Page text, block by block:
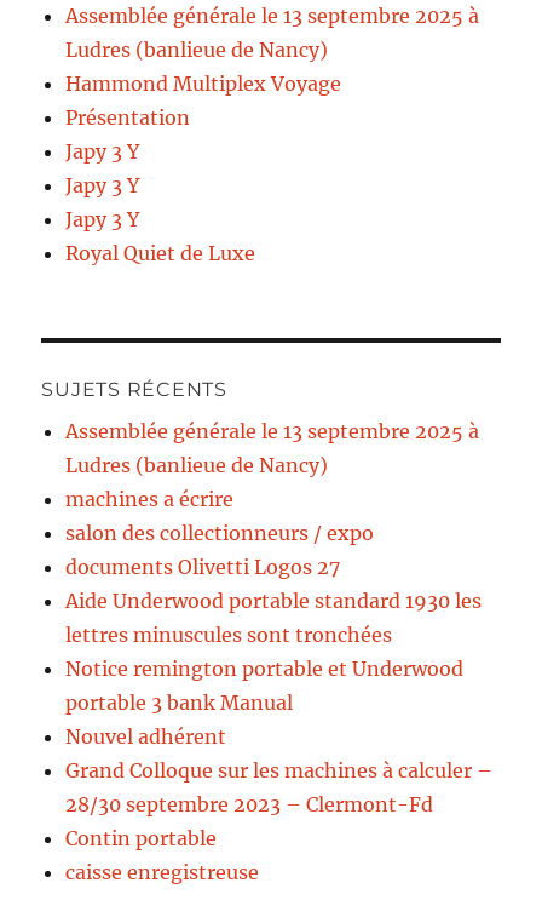
Assemblée générale le 13 septembre 2025 à
Ludres (banlieue de Nancy)
Hammond Multiplex Voyage
Présentation
Japy 3 Y
Japy 3 Y
Japy 3 Y
Royal Quiet de Luxe
SUJETS RÉCENTS
Assemblée générale le 13 septembre 2025 à
Ludres (banlieue de Nancy)
machines a écrire
salon des collectionneurs / expo
documents Olivetti Logos 27
Aide Underwood portable standard 1930 les
lettres minuscules sont tronchées
Notice remington portable et Underwood
portable 3 bank Manual
Nouvel adhérent
Grand Colloque sur les machines à calculer –
28/30 septembre 2023 – Clermont-Fd
Contin portable
caisse enregistreuse